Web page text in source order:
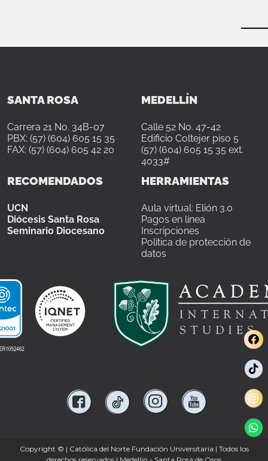
SANTA ROSA
Carrera 21 No. 34B-07
PBX: (57) (604) 605 15 35
FAX: (57) (604) 605 42 20
MEDELLÍN
Calle 52 No. 47-42
Edificio Coltejer piso 5
(57) (604) 605 15 35 ext.
4033#
RECOMENDADOS
UCN
Diócesis Santa Rosa
Seminario Diocesano
HERRAMIENTAS
Aula virtual: Elión 3.0
Pagos en línea
Inscripciones
Política de protección de
datos
Copyright © | Católica del Norte Fundación Universitaria | Todos los